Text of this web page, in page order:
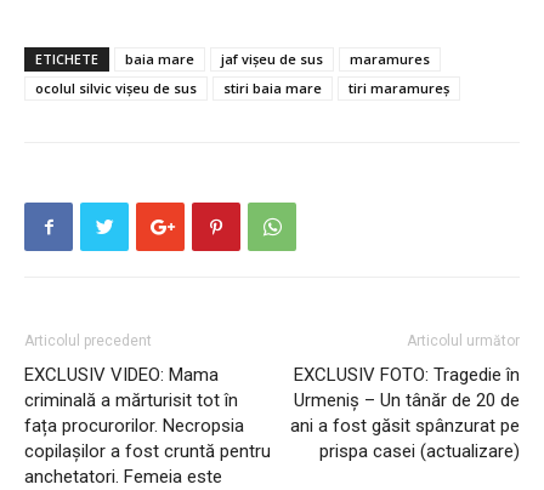
ETICHETE baia mare jaf vișeu de sus
maramures
ocolul silvic vișeu de sus
stiri baia mare tiri maramureș
Articolul precedent
EXCLUSIV VIDEO: Mama
criminală a mărturisit tot în
fața procurorilor. Necropsia
copilașilor a fost cruntă pentru
anchetatori. Femeia este
Articolul următor
EXCLUSIV FOTO: Tragedie în
Urmeniș – Un tânăr de 20 de
ani a fost găsit spânzurat pe
prispa casei (actualizare)